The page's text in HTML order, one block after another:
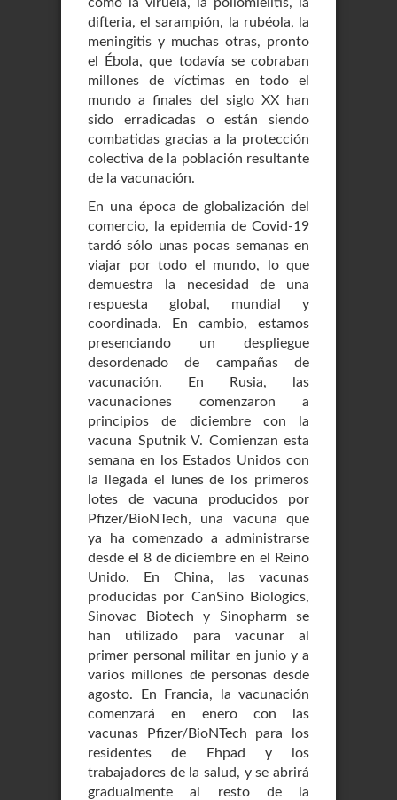
difteria, el sarampión, la rubéola, la
meningitis y muchas otras, pronto
el Ébola, que todavía se cobraban
millones de víctimas en todo el
mundo a finales del siglo XX han
sido erradicadas o están siendo
combatidas gracias a la protección
colectiva de la población resultante
de la vacunación.
En una época de globalización del
comercio, la epidemia de Covid-19
tardó sólo unas pocas semanas en
viajar por todo el mundo, lo que
demuestra la necesidad de una
respuesta global, mundial y
coordinada. En cambio, estamos
presenciando un despliegue
desordenado de campañas de
vacunación. En Rusia, las
vacunaciones comenzaron a
principios de diciembre con la
vacuna Sputnik V. Comienzan esta
semana en los Estados Unidos con
la llegada el lunes de los primeros
lotes de vacuna producidos por
Pfizer/BioNTech, una vacuna que
ya ha comenzado a administrarse
desde el 8 de diciembre en el Reino
Unido. En China, las vacunas
producidas por CanSino Biologics,
Sinovac Biotech y Sinopharm se
han utilizado para vacunar al
primer personal militar en junio y a
varios millones de personas desde
agosto. En Francia, la vacunación
comenzará en enero con las
vacunas Pfizer/BioNTech para los
residentes de Ehpad y los
trabajadores de la salud, y se abrirá
gradualmente al resto de la